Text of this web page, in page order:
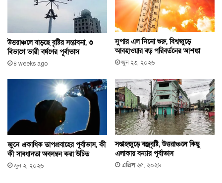
উত্তরাঞ্চলে বাড়ছে বৃষ্টির সম্ভাবনা, ৩
বিভাগে ভারী বর্ষণের পূর্বাভাস
৪ weeks ago
সুপার এল নিনো শুরু, বিশ্বজুড়ে
আবহাওয়ার বড় পরিবর্তনের আশঙ্কা
জুন ২৩, ২০২৬
জুনে একাধিক তাপপ্রবাহের পূর্বাভাস, কী
কী সাবধানতা অবলম্বন করা উচিত
জুন ২, ২০২৬
সপ্তাহজুড়ে বজ্রবৃষ্টি, উত্তরাঞ্চলে কিছু
এলাকায় বন্যার পূর্বাভাস
এপ্রিল ২৫, ২০২৬